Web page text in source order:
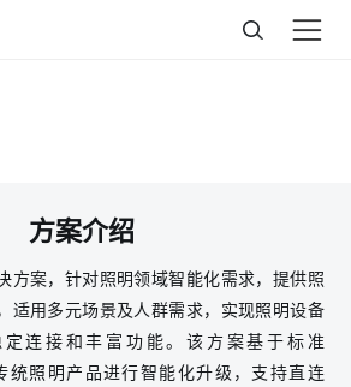
方案介绍
方案，针对照明领域智能化需求，提供照
适用多元场景及人群需求，实现照明设备
连接和丰富功能。该方案基于标准
统照明产品进行智能化升级，支持直连